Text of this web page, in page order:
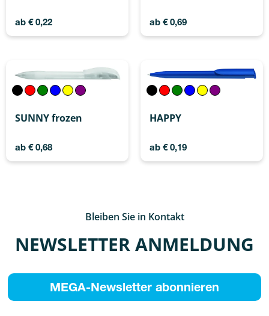
ab €0,22 ab €0,69
SUNNY frozen
ab €0,68
HAPPY
ab €0,19
Bleiben Sie in Kontakt
NEWSLETTER ANMELDUNG
MEGA-Newsletter abonnieren